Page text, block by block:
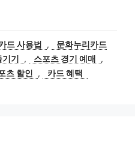
드 사용법 ,
문화누리카드
기 , 스포츠 경기 예매
,
츠 할인 , 카드 혜택